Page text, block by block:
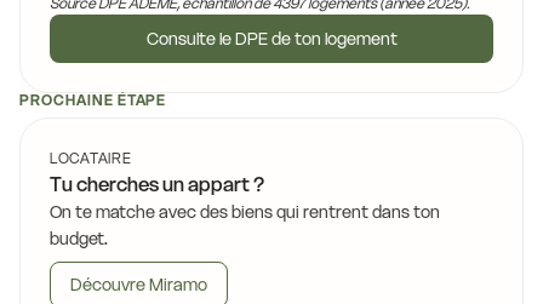
Consulte le DPE de ton logement
PROCHAINE ÉTAPE
LOCATAIRE
Tu cherches un appart ?
On te matche avec des biens qui rentrent dans ton
budget.
Découvre Miramo